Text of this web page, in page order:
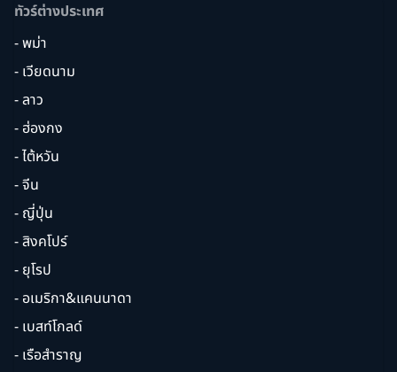
ทัวร์ต่างประเทศ
- พม่า
- เวียดนาม
- ลาว
- ฮ่องกง
- ไต้หวัน
- จีน
- ญี่ปุ่น
- สิงคโปร์
- ยุโรป
- อเมริกา&แคนนาดา
- เบสท์โกลด์
- เรือสำราญ